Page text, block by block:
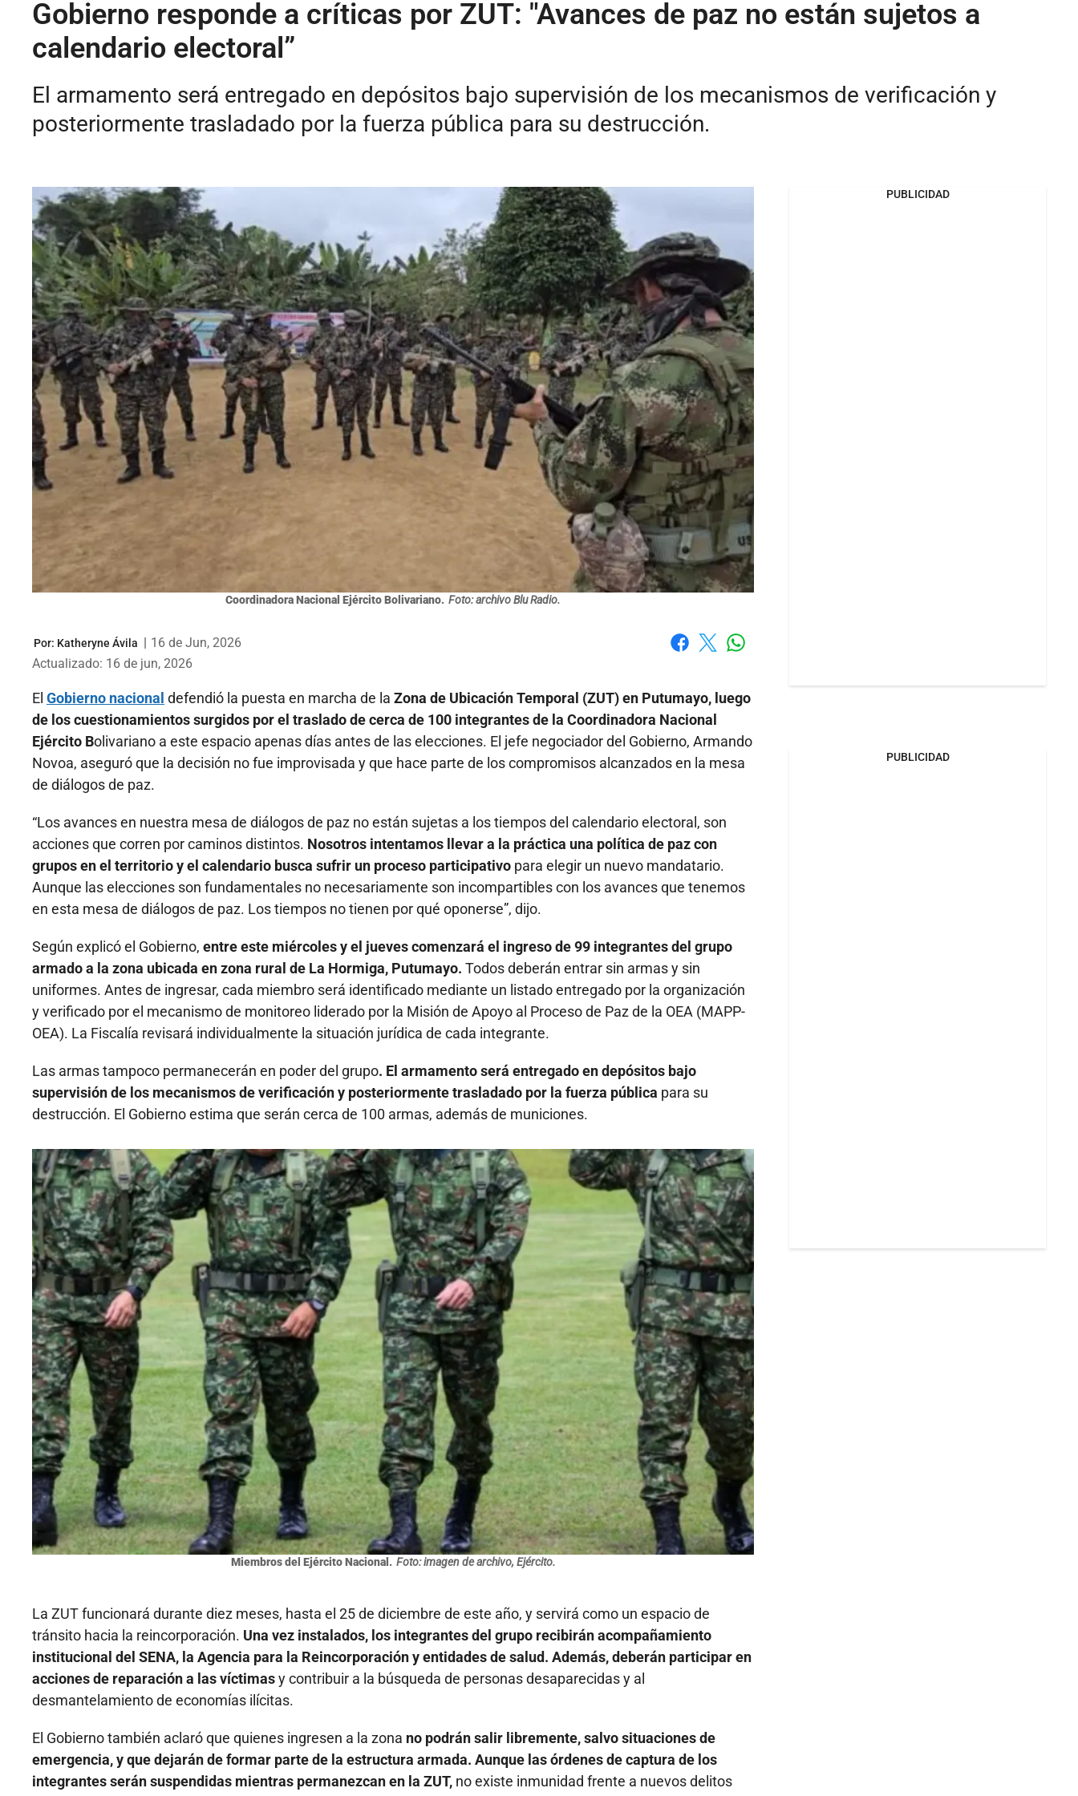
Gobierno responde a críticas por ZUT: "Avances de paz no están sujetos a
calendario electoral”
El armamento será entregado en depósitos bajo supervisión de los mecanismos de verificación y
posteriormente trasladado por la fuerza pública para su destrucción.
Coordinadora Nacional Ejército Bolivariano. Foto: archivo Blu Radio.
Por: Katheryne Ávila | 16 de Jun, 2026
Actualizado: 16 de jun, 2026
El Gobierno nacional defendió la puesta en marcha de la Zona de Ubicación Temporal (ZUT) en Putumayo, luego
de los cuestionamientos surgidos por el traslado de cerca de 100 integrantes de la Coordinadora Nacional
Ejército Bolivariano a este espacio apenas días antes de las elecciones. El jefe negociador del Gobierno, Armando
Novoa, aseguró que la decisión no fue improvisada y que hace parte de los compromisos alcanzados en la mesa
de diálogos de paz.
“Los avances en nuestra mesa de diálogos de paz no están sujetas a los tiempos del calendario electoral, son
acciones que corren por caminos distintos. Nosotros intentamos llevar a la práctica una política de paz con
grupos en el territorio y el calendario busca sufrir un proceso participativo para elegir un nuevo mandatario.
Aunque las elecciones son fundamentales no necesariamente son incompartibles con los avances que tenemos
en esta mesa de diálogos de paz. Los tiempos no tienen por qué oponerse”, dijo.
Según explicó el Gobierno, entre este miércoles y el jueves comenzará el ingreso de 99 integrantes del grupo
armado a la zona ubicada en zona rural de La Hormiga, Putumayo. Todos deberán entrar sin armas y sin
uniformes. Antes de ingresar, cada miembro será identificado mediante un listado entregado por la organización
y verificado por el mecanismo de monitoreo liderado por la Misión de Apoyo al Proceso de Paz de la OEA (MAPP-
OEA). La Fiscalía revisará individualmente la situación jurídica de cada integrante.
Las armas tampoco permanecerán en poder del grupo. El armamento será entregado en depósitos bajo
supervisión de los mecanismos de verificación y posteriormente trasladado por la fuerza pública para su
destrucción. El Gobierno estima que serán cerca de 100 armas, además de municiones.
Miembros del Ejército Nacional. Foto: imagen de archivo, Ejército.
La ZUT funcionará durante diez meses, hasta el 25 de diciembre de este año, y servirá como un espacio de
tránsito hacia la reincorporación. Una vez instalados, los integrantes del grupo recibirán acompañamiento
institucional del SENA, la Agencia para la Reincorporación y entidades de salud. Además, deberán participar en
acciones de reparación a las víctimasy contribuir a la búsqueda de personas desaparecidas y al
desmantelamiento de economías ilícitas.
El Gobierno también aclaró que quienes ingresen a la zona no podrán salir libremente, salvo situaciones de
emergencia, y que dejarán de formar parte de la estructura armada. Aunque las órdenes de captura de los
integrantes serán suspendidas mientras permanezcan en la ZUT, no existe inmunidad frente a nuevos delitos
PUBLICIDAD
PUBLICIDAD